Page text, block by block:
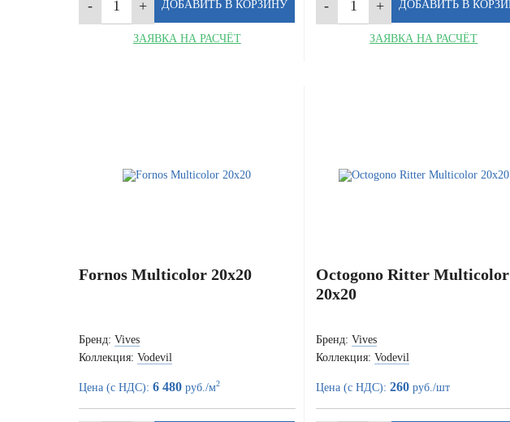
ЗАЯВКА НА РАСЧЁТ ЗАЯВКА НА РАСЧЁТ
Fornos Multicolor 20x20
Бренд: Vives
Коллекция: Vodevil
Цена (с НДС): 6 480 руб./м2
Octogono Ritter Multicolor
20x20
Бренд: Vives
Коллекция: Vodevil
Цена (с НДС): 260руб./шт